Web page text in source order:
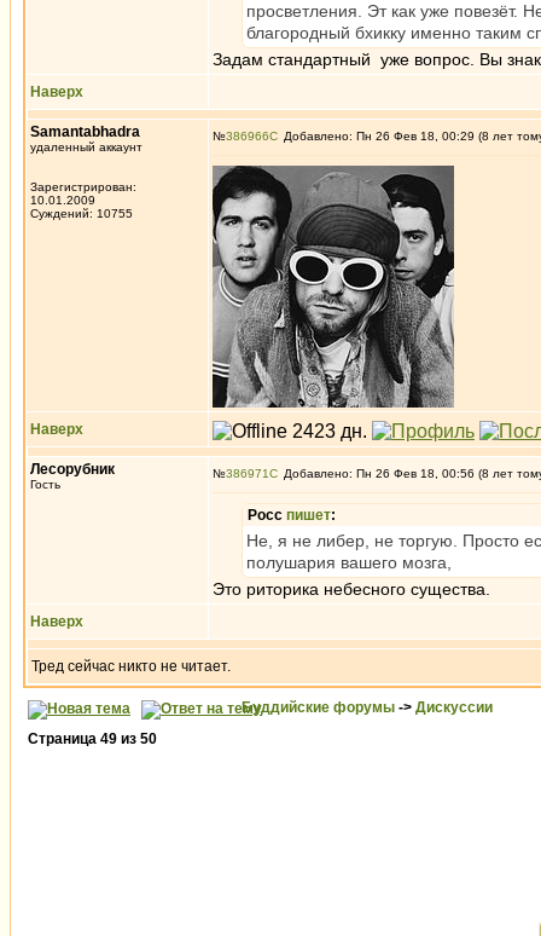
просветления. Эт как уже повезёт.
благородный бхикку именно
Задам стандартный уже вопрос. Вы
Наверх
Samantabhadra
удаленный аккаунт
Зарегистрирован:
10.01.2009
Суждений: 10755
№386966 Добавлено: Пн 26 Фев 18, 00:29 (8 лет
Наверх
Лесорубник
Гость
№386971 Добавлено: Пн 26 Фев 18, 00:56 (8 лет
Росс пишет:
Не, я не либер, не торгую. Просто
полушария вашего мозга,
Это риторика небесного существа.
Наверх
Тред сейчас никто не читает.
Буддийские форумы -> Дискуссии
Страница 49 из 50